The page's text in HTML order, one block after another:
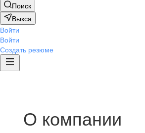
Поиск
Выкса
Войти
Войти
Создать резюме
О компании